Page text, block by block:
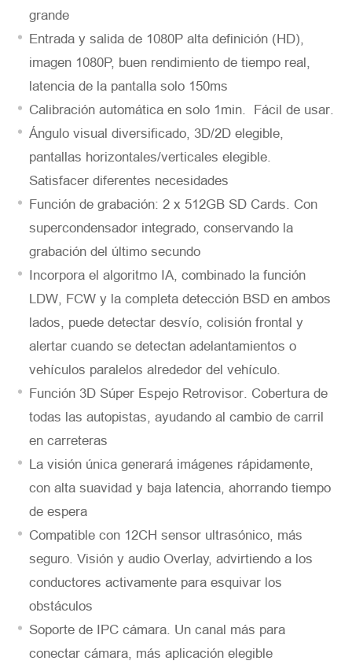
Descripción*
Solicitar
grande
Entrada y salida de 1080P alta definición (HD),
imagen 1080P, buen rendimiento de tiempo real,
latencia de la pantalla solo 150ms
Calibración automática en solo 1min. Fácil de usar.
Ángulo visual diversificado, 3D/2D elegible,
pantallas horizontales/verticales elegible.
Satisfacer diferentes necesidades
Función de grabación: 2 x 512GB SD Cards. Con
supercondensador integrado, conservando la
grabación del último secundo
Incorpora el algoritmo IA, combinado la función
LDW, FCW y la completa detección BSD en ambos
lados, puede detectar desvío, colisión frontal y
alertar cuando se detectan adelantamientos o
vehículos paralelos alrededor del vehículo.
Función 3D Súper Espejo Retrovisor. Cobertura de
todas las autopistas, ayudando al cambio de carril
en carreteras
La visión única generará imágenes rápidamente,
con alta suavidad y baja latencia, ahorrando tiempo
de espera
Compatible con 12CH sensor ultrasónico, más
seguro. Visión y audio Overlay, advirtiendo a los
conductores activamente para esquivar los
obstáculos
Soporte de IPC cámara. Un canal más para
conectar cámara, más aplicación elegible